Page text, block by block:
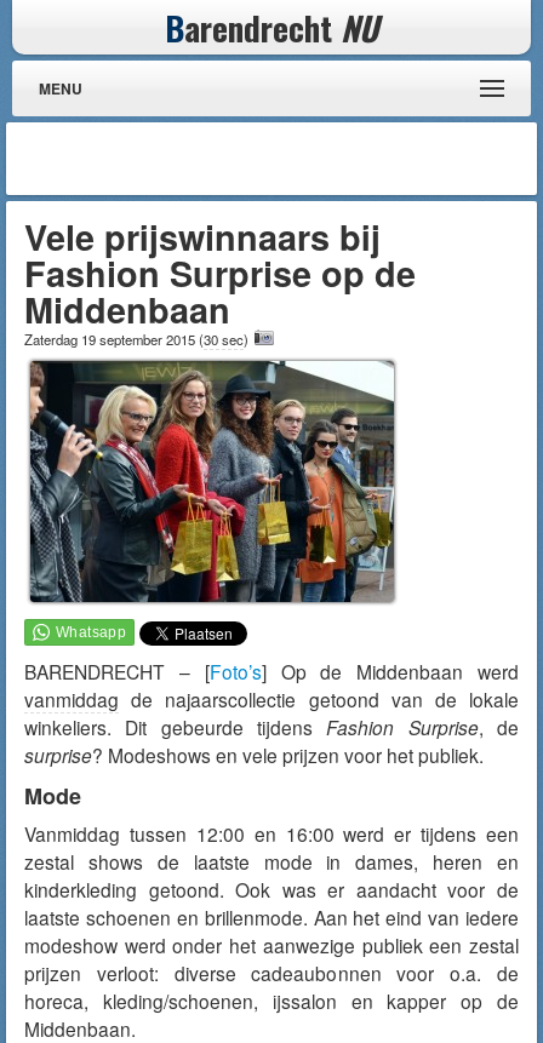
Barendrecht NU
MENU
Vele prijswinnaars bij
Fashion Surprise op de
Middenbaan
Zaterdag 19 september 2015(30 sec)
BARENDRECHT – [Foto’s] Op de Middenbaan werd
vanmiddag de najaarscollectie getoond van de lokale
winkeliers. Dit gebeurde tijdens Fashion Surprise, de
surprise? Modeshows en vele prijzen voor het publiek.
Mode
Vanmiddag tussen 12:00 en 16:00 werd er tijdens een
zestal shows de laatste mode in dames, heren en
kinderkleding getoond. Ook was er aandacht voor de
laatste schoenen en brillenmode. Aan het eind van iedere
modeshow werd onder het aanwezige publiek een zestal
prijzen verloot: diverse cadeaubonnen voor o.a. de
horeca, kleding/schoenen, ijssalon en kapper op de
Middenbaan.